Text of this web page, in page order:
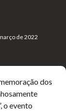
de 2022
dos
o evento